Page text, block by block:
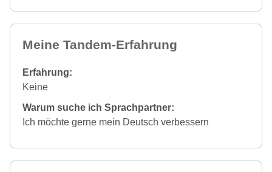
Meine Tandem-Erfahrung
Erfahrung:
Keine
Warum suche ich Sprachpartner:
Ich möchte gerne mein Deutsch verbessern